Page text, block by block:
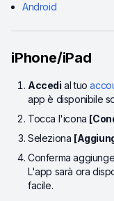
Android
iPhone/iPad
Accedi al tuo
app è disponibile
Tocca l'icona
Seleziona
Conferma
L'app sarà ora
facile.